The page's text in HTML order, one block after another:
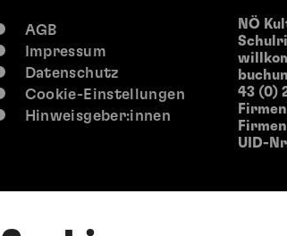
Uhr
Werkstätten
Werkstätten
Jahre
NÖ
43 (0)
UID-
AGB
Impressum
Datenschutz
Cookie-Einstellungen
Hinweisgeber:innen